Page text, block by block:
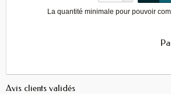
La quantité minimale pour pouvoir
Avis clients validés